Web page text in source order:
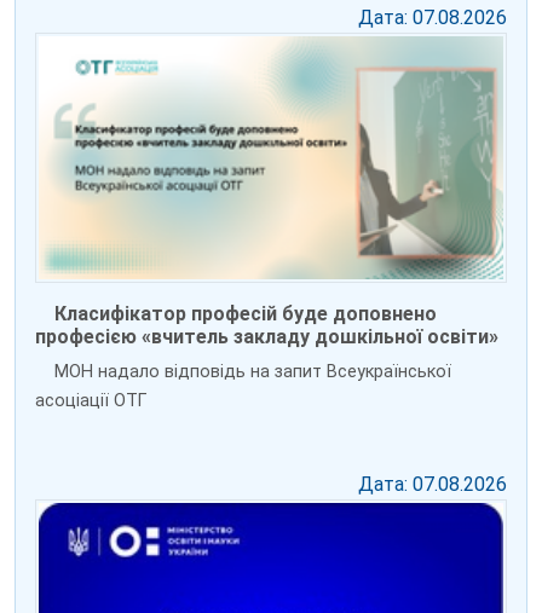
Дата: 07.08.2026
Класифікатор професій буде доповнено
професією «вчитель закладу дошкільної освіти»
МОН надало відповідь на запит Всеукраїнської
асоціації ОТГ
Дата: 07.08.2026